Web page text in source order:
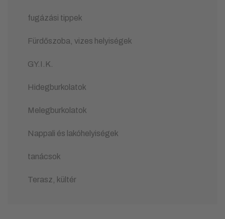
fugázási tippek
Fürdőszoba, vizes helyiségek
GY.I.K.
Hidegburkolatok
Melegburkolatok
Nappali és lakóhelyiségek
tanácsok
Terasz, kültér